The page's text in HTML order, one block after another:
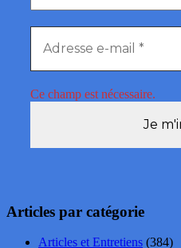
Ce champ est nécessaire.
Articles par catégorie
Articles et Entretiens (384)